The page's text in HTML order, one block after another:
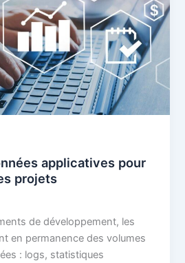
applicatives pour
projets
de développement, les
en permanence des volumes
: logs, statistiques